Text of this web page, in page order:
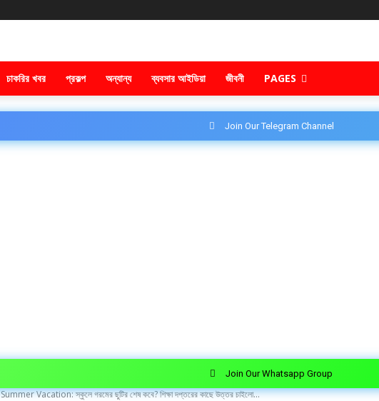
চাকরির খবর প্রকল্প অন্যান্য ব্যবসার আইডিয়া জীবনী PAGES
Join Our Telegram Channel
Join Our Whatsapp Group
Summer Vacation: স্কুলে গরমের ছুটির শেষ কবে? শিক্ষা দপ্তরের কাছে উত্তর চাইলো...